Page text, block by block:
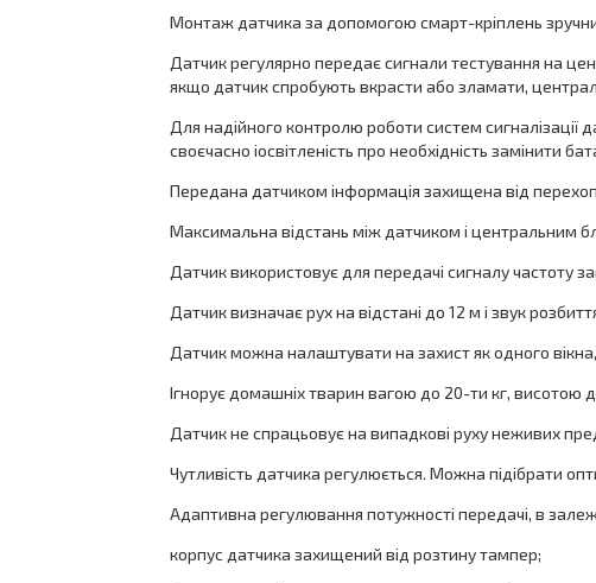
Монтаж датчика за допомогою смарт-кріплень
Датчик регулярно передає сигнали тестування на
якщо датчик спробують вкрасти або зламати,
Для надійного контролю роботи систем сигналізації
своєчасно іосвітленість про необхідність замінити
Передана датчиком інформація захищена від
Максимальна відстань між датчиком і центральним
Датчик використовує для передачі сигналу частоту
Датчик визначає рух на відстані до 12 м і звук
Датчик можна налаштувати на захист як одного
Ігнорує домашніх тварин вагою до 20-ти кг, висотою
Датчик не спрацьовує на випадкові руху неживих
Чутливість датчика регулюється. Можна підібрати
Адаптивна регулювання потужності передачі, в
корпус датчика захищений від розтину тампер;